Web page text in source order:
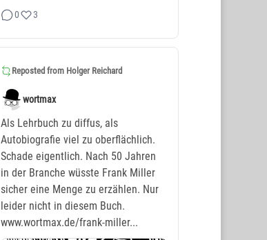
0 3
Reposted from Holger Reichard
wortmax
Als Lehrbuch zu diffus, als
Autobiografie viel zu oberflächlich.
Schade eigentlich. Nach 50 Jahren
in der Branche wüsste Frank Miller
sicher eine Menge zu erzählen. Nur
leider nicht in diesem Buch.
www.wortmax.de/frank-miller...